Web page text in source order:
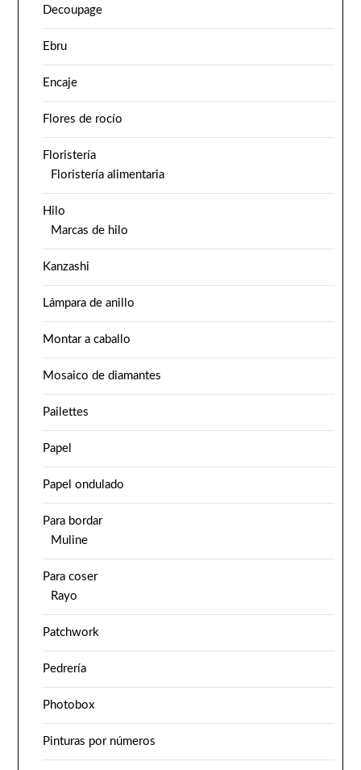
Decoupage
Ebru
Encaje
Flores de rocío
Floristería
Floristería alimentaria
Hilo
Marcas de hilo
Kanzashi
Lámpara de anillo
Montar a caballo
Mosaico de diamantes
Pailettes
Papel
Papel ondulado
Para bordar
Muline
Para coser
Rayo
Patchwork
Pedrería
Photobox
Pinturas por números